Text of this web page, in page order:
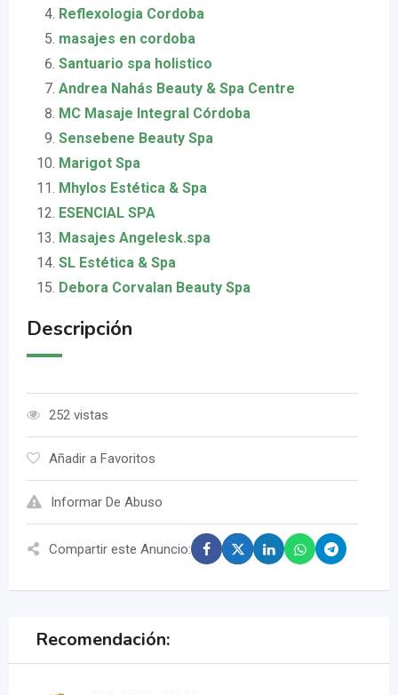
Reflexologia Cordoba
masajes en cordoba
Santuario spa holistico
Andrea Nahás Beauty & Spa Centre
MC Masaje Integral Córdoba
Sensebene Beauty Spa
Marigot Spa
Mhylos Estética & Spa
ESENCIAL SPA
Masajes Angelesk.spa
SL Estética & Spa
Debora Corvalan Beauty Spa
Descripción
252 vistas
Añadir a Favoritos
Informar De Abuso
Compartir este Anuncio:
Recomendación: